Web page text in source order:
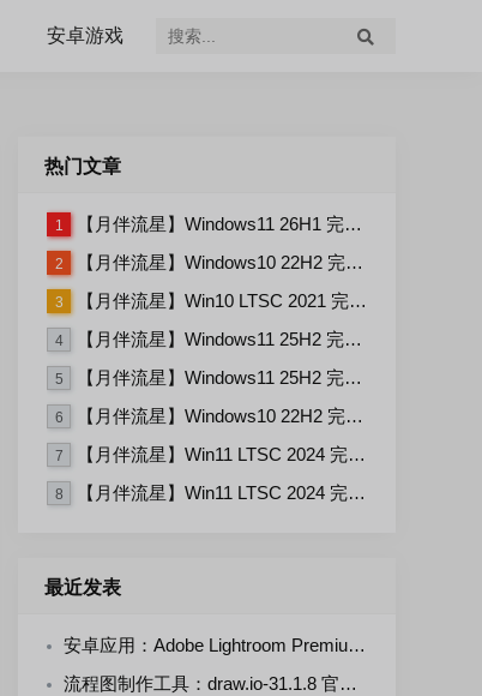
安卓游戏
热门文章
1 【月伴流星】Windows11 26H1 完整+适量精简多合一安装版2026.07
2 【月伴流星】Windows10 22H2 完整+适量精简多合一安装版2026.06
3 【月伴流星】Win10 LTSC 2021 完整+适量精简多合一安装版2026.03
4 【月伴流星】Windows11 25H2 完整+适量精简多合一安装版2026.06
5 【月伴流星】Windows11 25H2 完整+适量精简多合一安装版2026.08
6 【月伴流星】Windows10 22H2 完整+适量精简多合一安装版2026.08
7 【月伴流星】Win11 LTSC 2024 完整+适量精简多合一安装版2026.08
8 【月伴流星】Win11 LTSC 2024 完整+适量精简多合一安装版2026.06
最近发表
安卓应用：Adobe Lightroom Premium-v11.5.0(711105000) 解锁版
流程图制作工具：draw.io-31.1.8 官方正式版